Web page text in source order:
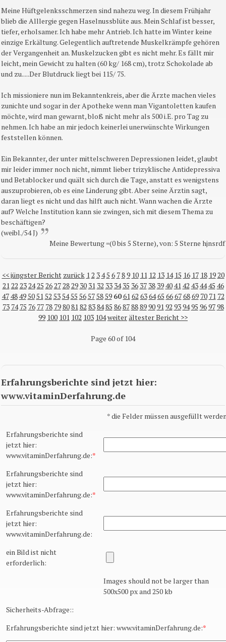
Meine Hüftgelenksschmerzen sind nahezu weg. In diesem Frühjahr
blieb die Alllergie gegen Haselnussblüte aus. Mein Schlaf ist besser,
tiefer, erholsamer. Ich habe mehr Antrieb. Ich hatte im Winter keine
einzige Erkältung. Gelegentlich auftretende Muskelkrämpfe gehören
der Vergangenheit an. Muskelzucken gibt es nicht mehr. Es fällt mir
leicht, mein Gewicht zu halten (60 kg/ 168 cm), trotz Schokolade ab
und zu.....Der Blutdruck liegt bei 115/ 75.
Ich missioniere nun im Bekanntenkreis, aber die Ärzte machen vieles
zunichte und sogar in der Apotheke wenn man Vigantoletten kaufen
möchte, wird man gewarnt, bloß nicht mehr als 500 i.E. pro Tag zu
nehmen. Ich habe an mir jedoch keinerlei unerwünschte Wirkungen
feststellen können.
Ein Bekannter, der unter mittelschweren Depressionen leidet, glaubt
mir leider immer noch nicht, nimmt lieber trizyklische Antidepressiva
und Betablocker und quält sich durch die Tage, anstatt es wenigstens
auszuprobieren, ob es eine Linderung gibt. Aber seine Ärztin sagt,
daran liegt es nicht und das hilft auch nicht. Wann wachen die Ärzte
auf? Welche Institution kann sie zwingen, sich mit diesem Thema zu
beschäftigen?
(weibl./54 J)
Meine Bewertung =(0 bis 5 Sterne), von: 5 Sterne hjnsrdf
<< jüngster Bericht zurück 12 345 6 789 10 11 12 13 14 15 16 17 18 1920
2122 232425 26272829 30 31 32 33 34 35 36 37 38 39404142 434445 46
474849505152 535455 56575859 606162 636465 66676869 70 71 72
73 74 75 76 77 78 79808182 838485 86878889909192 939495 969798
99 100 101 102 103 104weiterältester Bericht >>
Page 60 of 104
Erfahrungsberichte sind jetzt hier:
www.vitaminDerfahrung.de
*die Felder müssen ausgefüllt
Erfahrungsberichte sind
jetzt hier:
www.vitaminDerfahrung.de:*
Erfahrungsberichte sind
jetzt hier:
www.vitaminDerfahrung.de:*
Erfahrungsberichte sind
jetzt hier:
www.vitaminDerfahrung.de:
ein Bild ist nicht
erforderlich:
Images should not be larger than
500x500 px and 250 kb
Sicherheits-Abfrage::
Erfahrungsberichte sind jetzt hier: www.vitaminDerfahrung.de:*